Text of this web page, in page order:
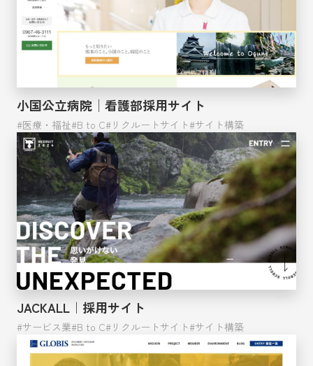
小国公立病院│看護部採用サイト
医療・福祉 B to C リクルートサイト サイト構築
JACKALL｜採用サイト
サービス業 B to C リクルートサイト サイト構築